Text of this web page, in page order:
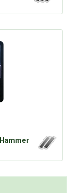
Neu hier?
Tauschbons
Mediadaten
Neue Artikel
Erweitere Suche